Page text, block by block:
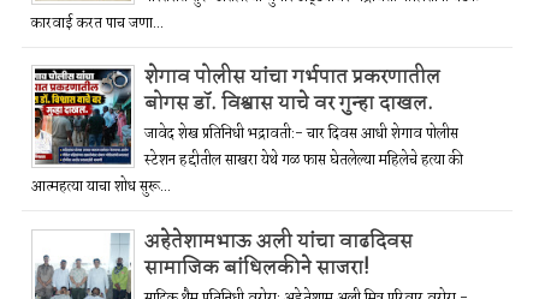
कारवाई करत पाच जणा...
शेगाव पोलीस यांचा गर्भपात प्रकरणातील
बोगस डॉ. विश्वास याचे वर गुन्हा दाखल.
जावेद शेख प्रतिनिधी भद्रावती:- चार दिवस आधी शेगाव पोलीस
स्टेशन हद्दीतील साखरा येथे गळ फास घेतलेल्या महिलेचे हत्या की
आत्महत्या याचा शोध सुरू...
अहेतेशामभाऊ अली यांचा वाढदिवस
सामाजिक बांधिलकीने साजरा!